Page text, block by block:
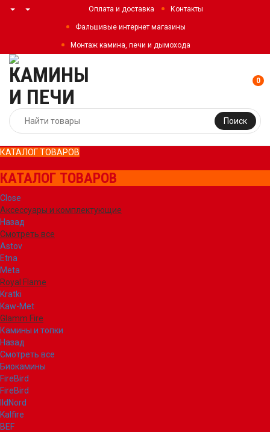
Оплата и доставка Контакты
Фальшивые интернет магазины
Монтаж камина, печи и дымохода
Поиск
0
КАТАЛОГ ТОВАРОВ
КАТАЛОГ ТОВАРОВ
Close
Аксессуары и комплектующие
Назад
Смотреть все
Astov
Etna
Meta
Royal Flame
Kratki
Kaw-Met
Glamm Fire
Камины и топки
Назад
Смотреть все
Биокамины
FireBird
FireBird
IldNord
Kalfire
BEF